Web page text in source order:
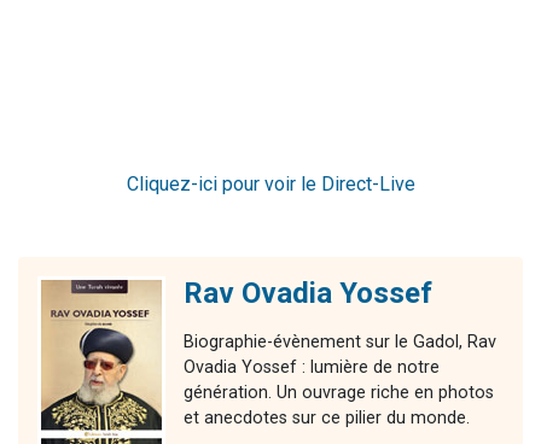
Cliquez-ici pour voir le Direct-Live
Rav Ovadia Yossef
Biographie-évènement sur le Gadol, Rav
Ovadia Yossef : lumière de notre
génération. Un ouvrage riche en photos
et anecdotes sur ce pilier du monde.